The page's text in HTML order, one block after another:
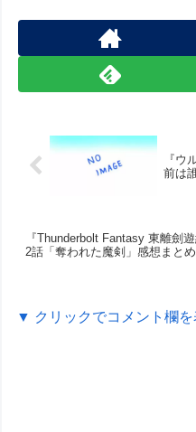
『ウ
前は
『Thunderbolt Fantasy 東離劍
2話「奪われた魔剣」感想まとめ
▼ クリックでコメント欄を